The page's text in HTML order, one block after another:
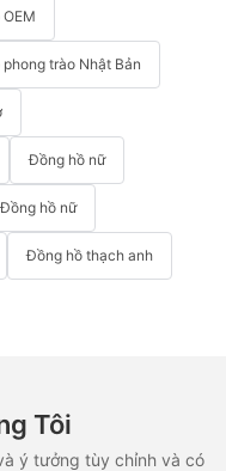
trào Nhật Bản
Đồng hồ nữ
Đồng hồ nữ
Đồng hồ thạch anh
Tôi
ý tưởng tùy chỉnh và có